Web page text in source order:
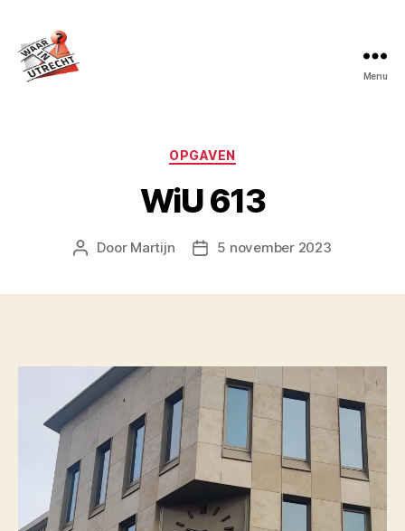
Menu
Categorieën
OPGAVEN
WiU 613
Berichtauteur
Door Martijn Berichtdatum
5 november 2023